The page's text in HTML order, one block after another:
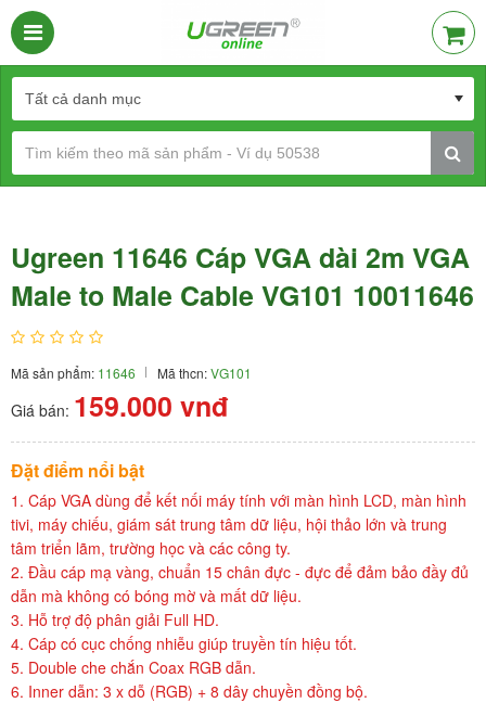
Ugreen 11646 Cáp VGA dài 2m VGA
Male to Male Cable VG101 10011646
Mã sản phẩm: 11646 Mã thcn:VG101
Giá bán: 159.000 vnđ
Đặt điểm nổi bật
1. Cáp VGA dùng để kết nối máy tính với màn hình LCD, màn hình
tivi, máy chiếu, giám sát trung tâm dữ liệu, hội thảo lớn và trung
tâm triển lãm, trường học và các công ty.
2. Đầu cáp mạ vàng, chuẩn 15 chân đực - đực để đảm bảo đầy đủ
dẫn mà không có bóng mờ và mất dữ liệu.
3. Hỗ trợ độ phân giải Full HD.
4. Cáp có cục chống nhiễu giúp truyền tín hiệu tốt.
5. Double che chắn Coax RGB dẫn.
6. Inner dẫn: 3 x dỗ (RGB) + 8 dây chuyền đồng bộ.